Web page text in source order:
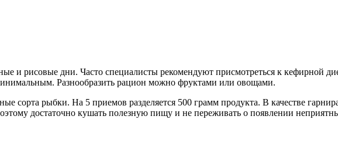
и рисовые дни. Часто специалисты рекомендуют присмотреться к кефирной
Разнообразить рацион можно фруктами или овощами.
сорта рыбки. На 5 приемов разделяется 500 грамм продукта. В качестве
достаточно кушать полезную пищу и не переживать о появлении